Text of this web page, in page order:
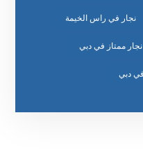
نجار في راس الخيمة
نجار ممتاز في دبي
دبي